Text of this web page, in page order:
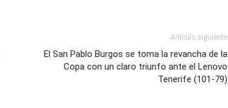
Artículo siguiente
El San Pablo Burgos se toma la revancha de la
Copa con un claro triunfo ante el Lenovo
Tenerife (101-79)